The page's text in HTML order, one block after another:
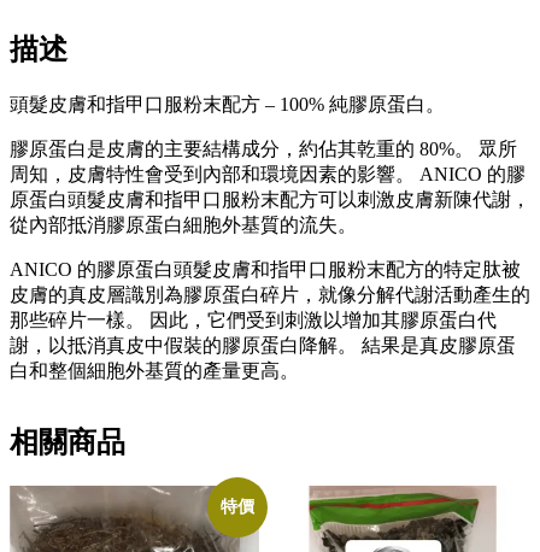
描述
頭髮皮膚和指甲口服粉末配方 – 100% 純膠原蛋白。
膠原蛋白是皮膚的主要結構成分，約佔其乾重的 80%。 眾所
周知，皮膚特性會受到內部和環境因素的影響。 ANICO 的膠
原蛋白頭髮皮膚和指甲口服粉末配方可以刺激皮膚新陳代謝，
從內部抵消膠原蛋白細胞外基質的流失。
ANICO 的膠原蛋白頭髮皮膚和指甲口服粉末配方的特定肽被
皮膚的真皮層識別為膠原蛋白碎片，就像分解代謝活動產生的
那些碎片一樣。 因此，它們受到刺激以增加其膠原蛋白代
謝，以抵消真皮中假裝的膠原蛋白降解。 結果是真皮膠原蛋
白和整個細胞外基質的產量更高。
相關商品
特價